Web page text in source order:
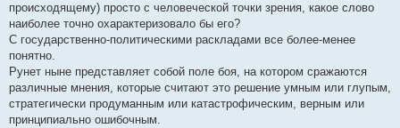
происходящему) просто с человеческой точки зрения, какое слово
наиболее точно охарактеризовало бы его?
С государственно-политическими раскладами все более-менее
понятно.
Рунет ныне представляет собой поле боя, на котором сражаются
различные мнения, которые считают это решение умным или глупым,
стратегически продуманным или катастрофическим, верным или
принципиально ошибочным.